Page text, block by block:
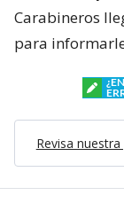
Carabineros
para
Revisa